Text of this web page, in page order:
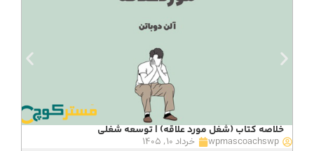
خلاصه کتاب (شغل مورد علاقه) | توسعه شغلی
wpmascoachswp خرداد ۱۰, ۱۴۰۵